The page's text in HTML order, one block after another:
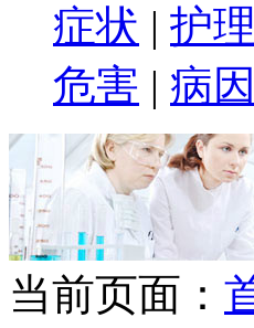
症状 | 护理
危害 | 病因
当前页面：